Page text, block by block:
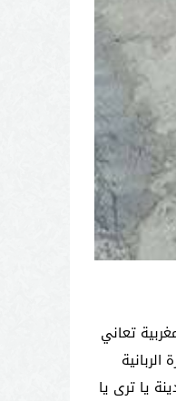
تعاني
يا ترى يا